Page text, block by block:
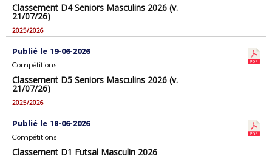
Classement D4 Seniors Masculins 2026 (v.
21/07/26)
2025/2026
Publié le 19-06-2026
Compétitions
Classement D5 Seniors Masculins 2026 (v.
21/07/26)
2025/2026
Publié le 18-06-2026
Compétitions
Classement D1 Futsal Masculin 2026